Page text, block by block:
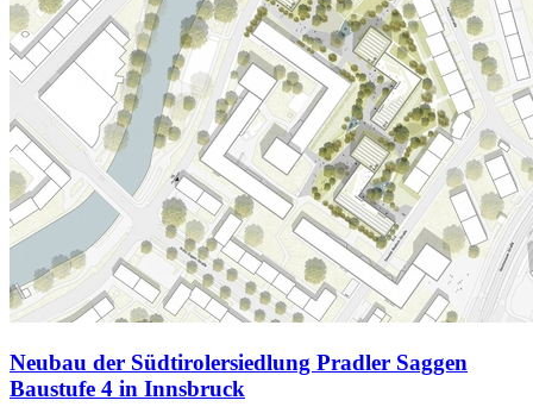
Neubau der Südtirolersiedlung Pradler Saggen
Baustufe 4 in Innsbruck